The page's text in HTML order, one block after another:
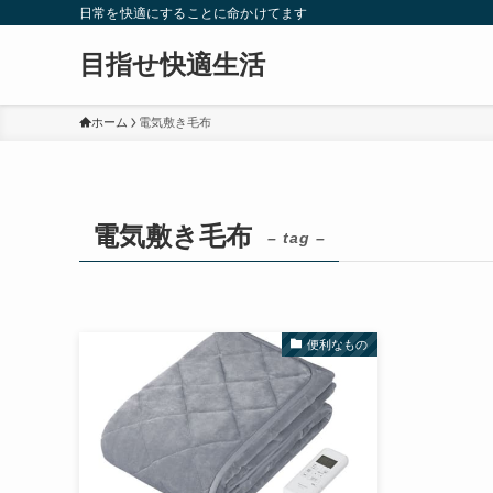
日常を快適にすることに命かけてます
目指せ快適生活
ホーム 電気敷き毛布
電気敷き毛布 – tag –
便利なもの